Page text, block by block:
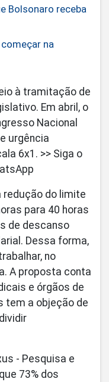
Bolsonaro receba
na
à tramitação de
Em abril, o
Nacional
urgência
6x1. >> Siga o
redução do limite
para 40 horas
de descanso
Dessa forma,
no
A proposta conta
e órgãos de
tem a objeção de
- Pesquisa e
73% dos